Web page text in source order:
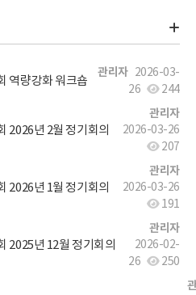
관리자 2026-03-
26
244
역량강화 워크숍
관리자
2026-03-26
207
2026년 2월 정기회의
관리자
2026-03-26
191
2026년 1월 정기회의
관리자
2026-02-
26
250
2025년 12월 정기회의